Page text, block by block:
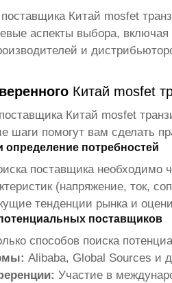
Китай mosfet
аспекты выбора,
и
Китай mosfet
Китай mosfet
шаги помогут вам сделать
определение потребностей
поставщика необходимо
(напряжение, ток,
тенденции рынка и
поставщиков
способов поиска
Alibaba, Global Sources и
Участие в